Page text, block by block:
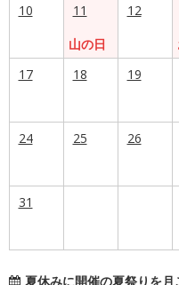
10
11
山の日
12
17
18 19
24 25 26
31
夏休みに開催の夏祭りを月